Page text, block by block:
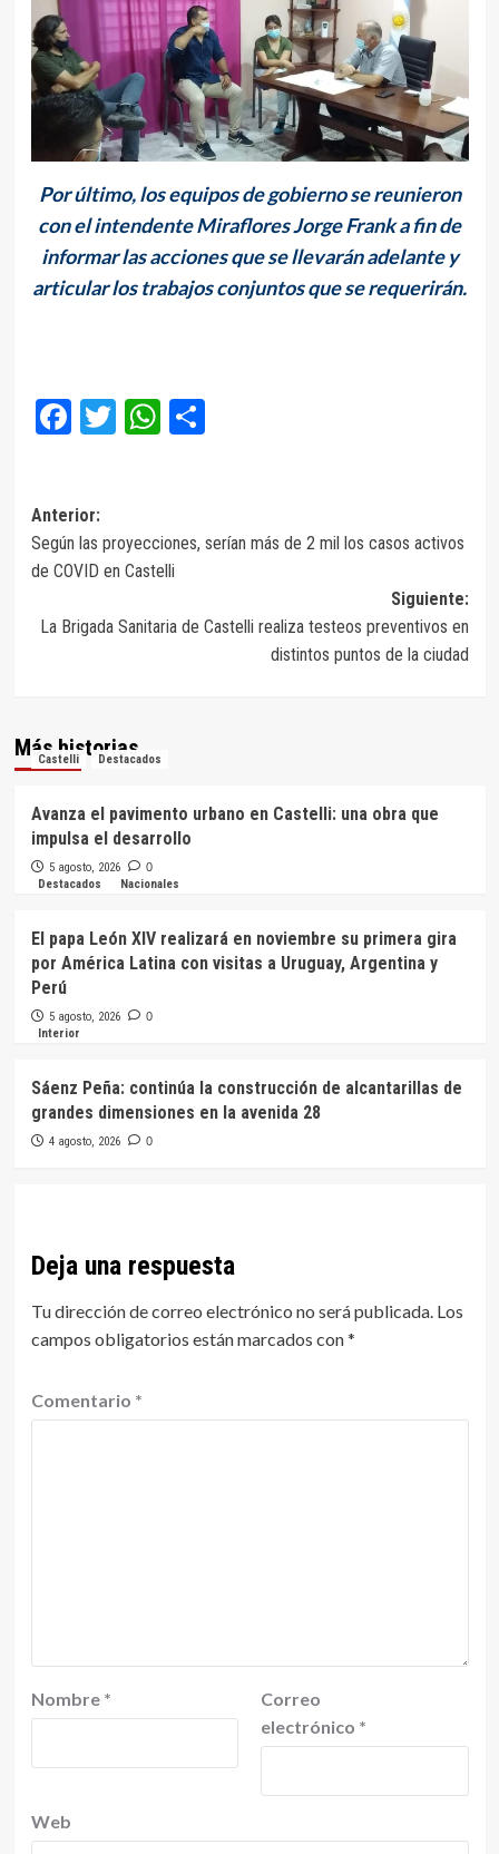
Por último, los equipos de gobierno se reunieron
con el intendente Miraflores Jorge Frank a fin de
informar las acciones que se llevarán adelante y
articular los trabajos conjuntos que se requerirán.
Facebook
Twitter
WhatsApp
Compartir
Navegación
de
Anterior:
Según las proyecciones, serían más de 2 mil los casos activos
de COVID en Castelli
Siguiente:
La Brigada Sanitaria de Castelli realiza testeos preventivos en
distintos puntos de la ciudad
Más historias
Castelli Destacados
Avanza el pavimento urbano en Castelli: una obra que
impulsa el desarrollo
5 agosto, 2026 0
Destacados Nacionales
El papa León XIV realizará en noviembre su primera gira
por América Latina con visitas a Uruguay, Argentina y
Perú
5 agosto, 2026 0
Interior
Sáenz Peña: continúa la construcción de alcantarillas de
grandes dimensiones en la avenida 28
4 agosto, 2026 0
Deja una respuesta
Tu dirección de correo electrónico no será publicada. Los
campos obligatorios están marcados con*
Comentario *
Nombre *
Correo
electrónico *
Web